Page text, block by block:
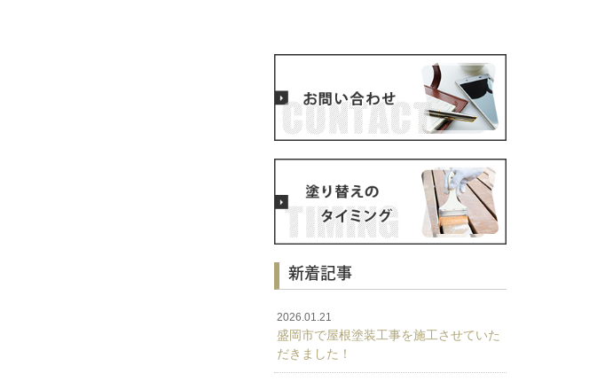
新着記事
2026.01.21
盛岡市で屋根塗装工事を施工させていた
だきました！